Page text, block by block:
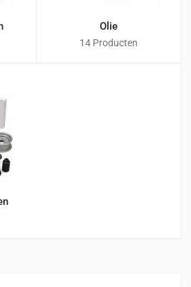
Olie
14 Producten